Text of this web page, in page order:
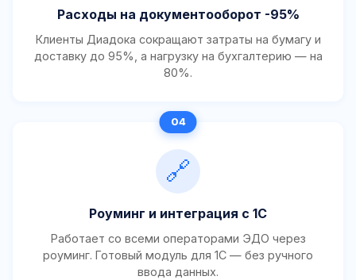
Расходы на документооборот -95%
Клиенты Диадока сокращают затраты на бумагу и
доставку до 95%, а нагрузку на бухгалтерию — на
80%.
🔗
Роуминг и интеграция с 1С
Работает со всеми операторами ЭДО через
роуминг. Готовый модуль для 1С — без ручного
ввода данных.